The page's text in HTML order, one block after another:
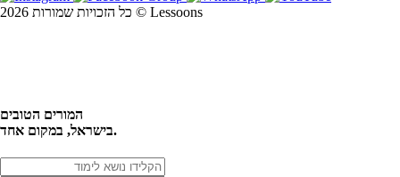
כל הזכויות שמורות 2026 © Lessoons
המורים הטובים
בישראל, במקום אחד.